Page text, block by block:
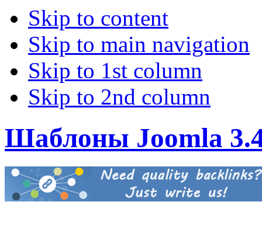
Skip to content
Skip to main navigation
Skip to 1st column
Skip to 2nd column
Шаблоны Joomla